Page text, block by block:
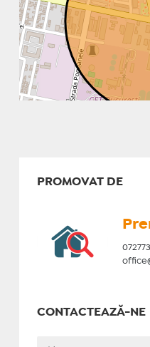
PROMOVAT DE
CONTACTEAZĂ-NE